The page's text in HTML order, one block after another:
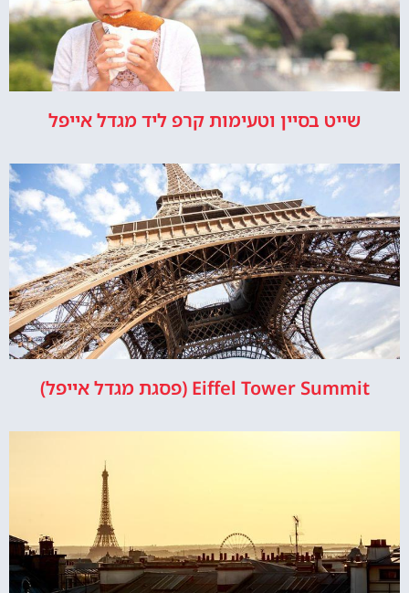
שייט בסיין וטעימות קרפ ליד מגדל אייפל
Eiffel Tower Summit (פסגת מגדל אייפל)